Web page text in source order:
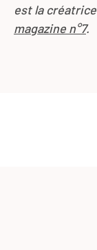
est la
magazine n°7.